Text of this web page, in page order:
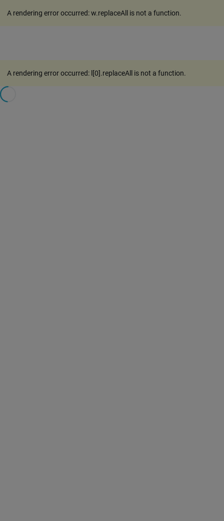
A rendering error occurred:w.replaceAll is not a function.
A rendering error occurred: l[0].replaceAll is not a function.